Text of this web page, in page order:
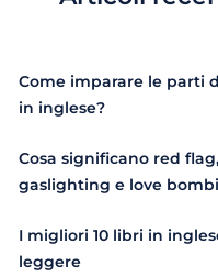
Come imparare le parti
in inglese?
Cosa significano red flag,
gaslighting e love
I migliori 10 libri in
leggere